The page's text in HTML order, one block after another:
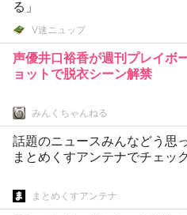
る」
V速ニュップ
声優井口裕香が週刊プレイボ
ョットで脱衣シーン解禁
みんくちゃんねる
話題のニュースみんなどう思
まとめくすアンテナでチェッ
まとめくすアンテナ